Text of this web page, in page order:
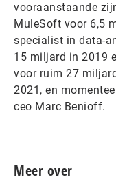
vooraanstaande
MuleSoft voor 6,5
specialist in data-
15 miljard in 2019
voor ruim 27
2021, en
ceo Marc Benioff.
Meer over